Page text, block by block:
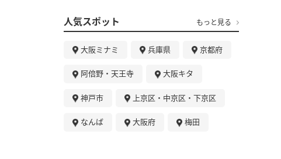
人気スポット もっと見る
大阪ミナミ 兵庫県 京都府
阿倍野・天王寺 大阪キタ
神戸市 上京区・中京区・下京区
なんば 大阪府 梅田